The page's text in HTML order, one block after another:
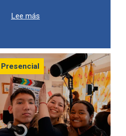
en la Javeriana Cali
Lee más
Presencial